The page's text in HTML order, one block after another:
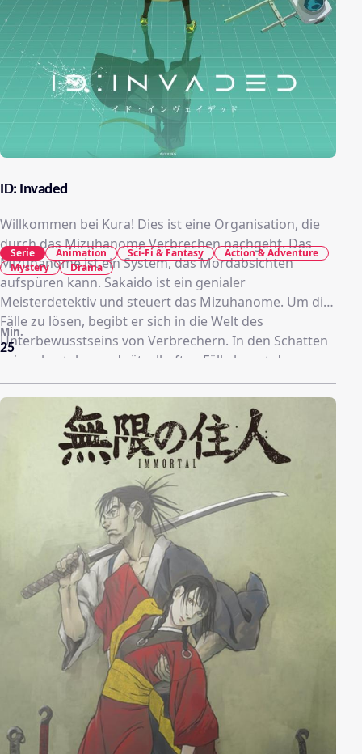
ID: Invaded
Willkommen bei Kura! Dies ist eine Organisation, die
durch das Mizuhanome Verbrechen nachgeht. Das
Mizuhanome ist ein System, das Mordabsichten
aufspüren kann. Sakaido ist ein genialer
Meisterdetektiv und steuert das Mizuhanome. Um die
Fälle zu lösen, begibt er sich in die Welt des
Unterbewusstseins von Verbrechern. In den Schatten
seiner brutalen und rätselhaften Fälle lauert der
Schöpfer der Serienmörder, John Walker. Wohin wird
ihn seine Jagd führen?
25
Min.
Serie Animation Sci-Fi & Fantasy
Action & Adventure
Mystery
Drama